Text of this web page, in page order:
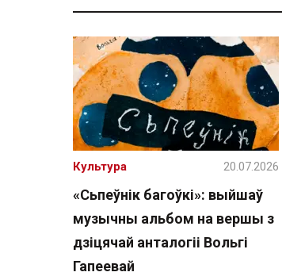
«Сьпеўнік багоўкі»: выйшаў
музычны альбом на вершы з
дзіцячай анталогіі Вольгі
Гапеевай
Культура 20.07.2026